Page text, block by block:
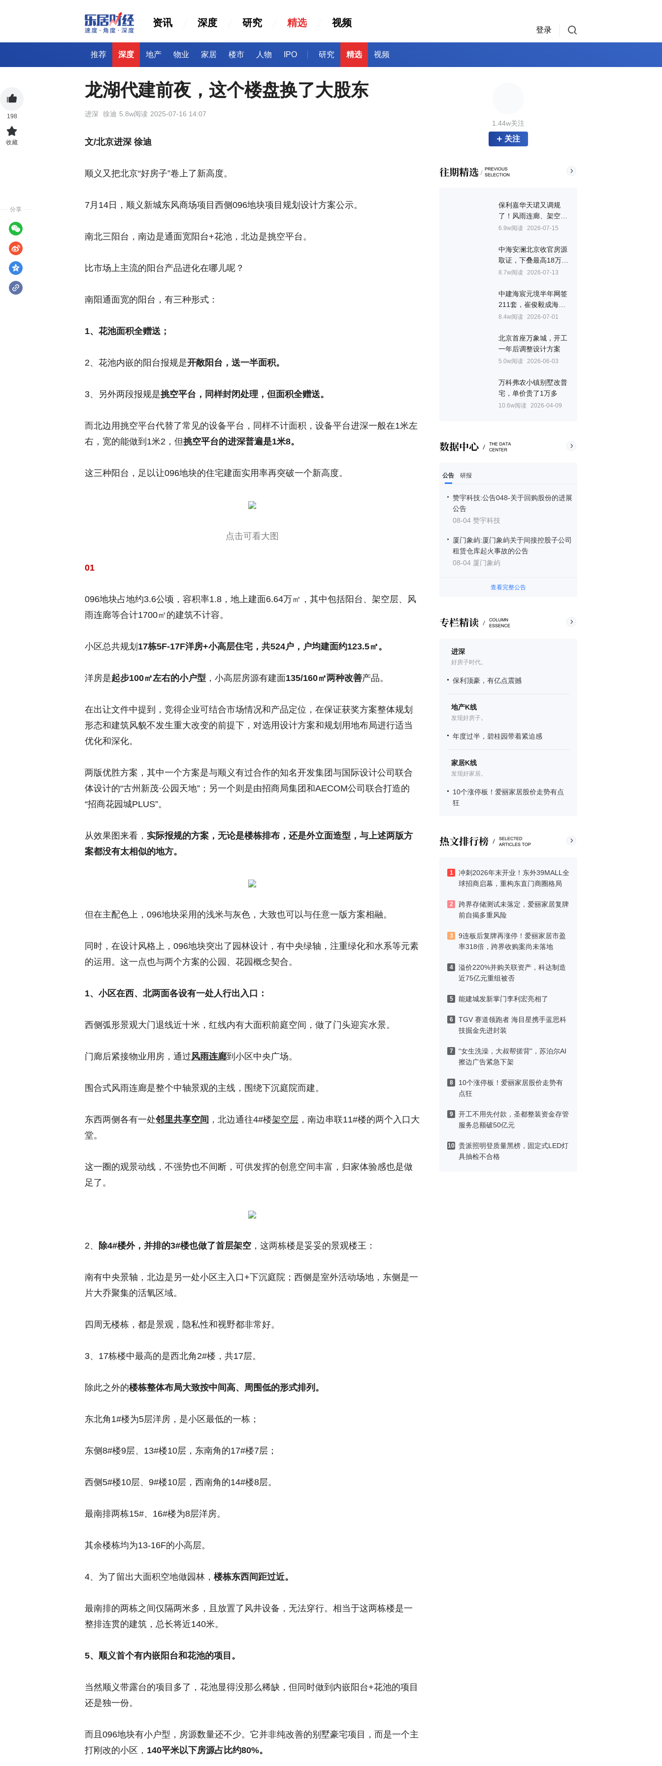
资讯 深度 研究 精选 视频
登录
推荐 深度 地产 物业 家居 楼市 人物 IPO 研究 精选 视频
1.44w关注
关注
保利嘉华天珺又调规
了！风雨连廊、架空
层、设备平台、一步阳
6.9w阅读 2026-07-15
中海安澜北京收官房源
取证，下叠最高18万/
㎡
8.7w阅读 2026-07-13
中建海宸元境半年网签
211套，崔俊毅成海淀
顶流
8.4w阅读 2026-07-01
北京首座万象城，开工
一年后调整设计方案
5.0w阅读 2026-06-03
万科弗农小镇别墅改普
宅，单价贵了1万多
10.6w阅读 2026-04-09
公告 研报
赞宇科技:公告048-关于回购股份的进展
公告
08-04 赞宇科技
厦门象屿:厦门象屿关于间接控股子公司
租赁仓库起火事故的公告
08-04 厦门象屿
查看完整公告
进深
好房子时代。
保利顶豪，有亿点震撼
地产K线
发现好房子。
年度过半，碧桂园带着紧迫感
家居K线
发现好家居。
10个涨停板！爱丽家居股价走势有点
狂
1
冲刺2026年末开业！东外39MALL全
球招商启幕，重构东直门商圈格局
2
跨界存储测试未落定，爱丽家居复牌
前自揭多重风险
3
9连板后复牌再涨停！爱丽家居市盈
率318倍，跨界收购案尚未落地
4
溢价220%并购关联资产，科达制造
近75亿元重组被否
5 能建城发新掌门李利宏亮相了
6
TGV 赛道领跑者 海目星携手蓝思科
技掘金先进封装
7
“女生洗澡，大叔帮搓背”，苏泊尔AI
擦边广告紧急下架
8
10个涨停板！爱丽家居股价走势有
点狂
9
开工不用先付款，圣都整装资金存管
服务总额破50亿元
10 贵派照明登质量黑榜，固定式LED灯
具抽检不合格
龙湖代建前夜，这个楼盘换了大股东
进深 徐迪 5.8w阅读 2025-07-16 14:07
文/北京进深 徐迪
顺义又把北京“好房子”卷上了新高度。
7月14日，顺义新城东风商场项目西侧096地块项目规划设计方案公示。
南北三阳台，南边是通面宽阳台+花池，北边是挑空平台。
比市场上主流的阳台产品进化在哪儿呢？
南阳通面宽的阳台，有三种形式：
1、花池面积全赠送；
2、花池内嵌的阳台报规是开敞阳台，送一半面积。
3、另外两段报规是挑空平台，同样封闭处理，但面积全赠送。
而北边用挑空平台代替了常见的设备平台，同样不计面积，设备平台进深一般在1米左
右，宽的能做到1米2，但挑空平台的进深普遍是1米8。
这三种阳台，足以让096地块的住宅建面实用率再突破一个新高度。
点击可看大图
01
096地块占地约3.6公顷，容积率1.8，地上建面6.64万㎡，其中包括阳台、架空层、风
雨连廊等合计1700㎡的建筑不计容。
小区总共规划 17栋5F-17F洋房+小高层住宅，共524户，户均建面约123.5㎡。
洋房是起步100㎡左右的小户型 ，小高层房源有建面135/160㎡两种改善产品。
在出让文件中提到，竞得企业可结合市场情况和产品定位，在保证获奖方案整体规划
形态和建筑风貌不发生重大改变的前提下，对选用设计方案和规划用地布局进行适当
优化和深化。
两版优胜方案，其中一个方案是与顺义有过合作的知名开发集团与国际设计公司联合
体设计的“古州新茂·公园天地”；另一个则是由招商局集团和AECOM公司联合打造的
“招商花园城PLUS”。
从效果图来看， 实际报规的方案，无论是楼栋排布，还是外立面造型，与上述两版方
案都没有太相似的地方。
但在主配色上，096地块采用的浅米与灰色，大致也可以与任意一版方案相融。
同时，在设计风格上，096地块突出了园林设计，有中央绿轴，注重绿化和水系等元素
的运用。这一点也与两个方案的公园、花园概念契合。
1、小区在西、北两面各设有一处人行出入口：
西侧弧形景观大门退线近十米，红线内有大面积前庭空间，做了门头迎宾水景。
门廊后紧接物业用房，通过风雨连廊到小区中央广场。
围合式风雨连廊是整个中轴景观的主线，围绕下沉庭院而建。
东西两侧各有一处邻里共享空间 ，北边通往4#楼架空层 ，南边串联11#楼的两个入口大
堂。
这一圈的观景动线，不强势也不间断，可供发挥的创意空间丰富，归家体验感也是做
足了。
2、 除4#楼外，并排的3#楼也做了首层架空 ，这两栋楼是妥妥的景观楼王：
南有中央景轴，北边是另一处小区主入口+下沉庭院；西侧是室外活动场地，东侧是一
片大乔聚集的活氧区域。
四周无楼栋，都是景观，隐私性和视野都非常好。
3、17栋楼中最高的是西北角2#楼，共17层。
除此之外的楼栋整体布局大致按中间高、周围低的形式排列。
东北角1#楼为5层洋房，是小区最低的一栋；
东侧8#楼9层、13#楼10层，东南角的17#楼7层；
西侧5#楼10层、9#楼10层，西南角的14#楼8层。
最南排两栋15#、16#楼为8层洋房。
其余楼栋均为13-16F的小高层。
4、为了留出大面积空地做园林， 楼栋东西间距过近。
最南排的两栋之间仅隔两米多，且放置了风井设备，无法穿行。相当于这两栋楼是一
整排连贯的建筑，总长将近140米。
5、顺义首个有内嵌阳台和花池的项目。
当然顺义带露台的项目多了，花池显得没那么稀缺，但同时做到内嵌阳台+花池的项目
还是独一份。
而且096地块有小户型，房源数量还不少。它并非纯改善的别墅豪宅项目，而是一个主
打刚改的小区， 140平米以下房源占比约80%。
198
收藏
分享